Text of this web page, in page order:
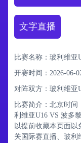
文字直播
比赛名称：玻利维亚
开赛时间：2026-06-
对阵双方：玻利维亚
比赛简介：北京时间
利维亚U16 VS 波多
以提前收藏本页面以
关国际赛直播、玻利